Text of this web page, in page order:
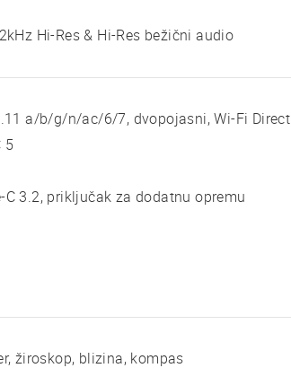
Hi-Res & Hi-Res bežični audio
a/b/g/n/ac/6/7, dvopojasni, Wi-Fi Direct
5
C 3.2, priključak za dodatnu opremu
žiroskop, blizina, kompas